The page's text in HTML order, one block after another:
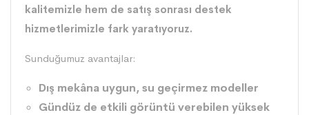
kalitemizle hem de satış sonrası destek
hizmetlerimizle fark yaratıyoruz.
Sunduğumuz avantajlar:
Dış mekâna uygun, su geçirmez modeller
Gündüz de etkili görüntü verebilen yüksek